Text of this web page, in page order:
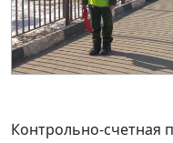
Контрольно-счетная